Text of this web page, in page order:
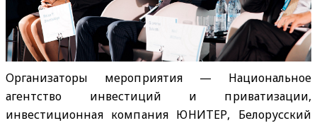
Организаторы мероприятия — Национальное
агентство инвестиций и приватизации,
инвестиционная компания ЮНИТЕР, Белорусский